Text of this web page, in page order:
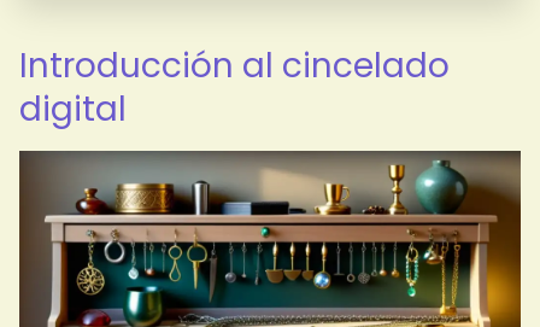
Introducción al cincelado
digital